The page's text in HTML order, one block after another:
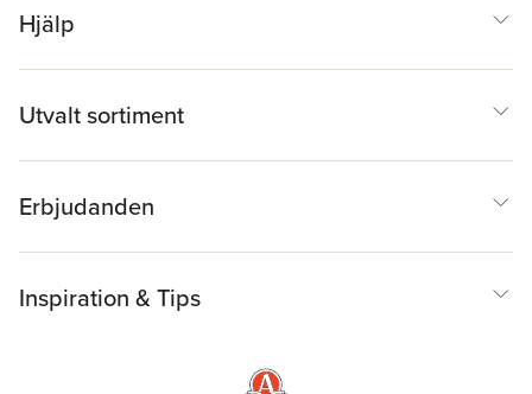
Hjälp
Utvalt sortiment
Erbjudanden
Inspiration & Tips